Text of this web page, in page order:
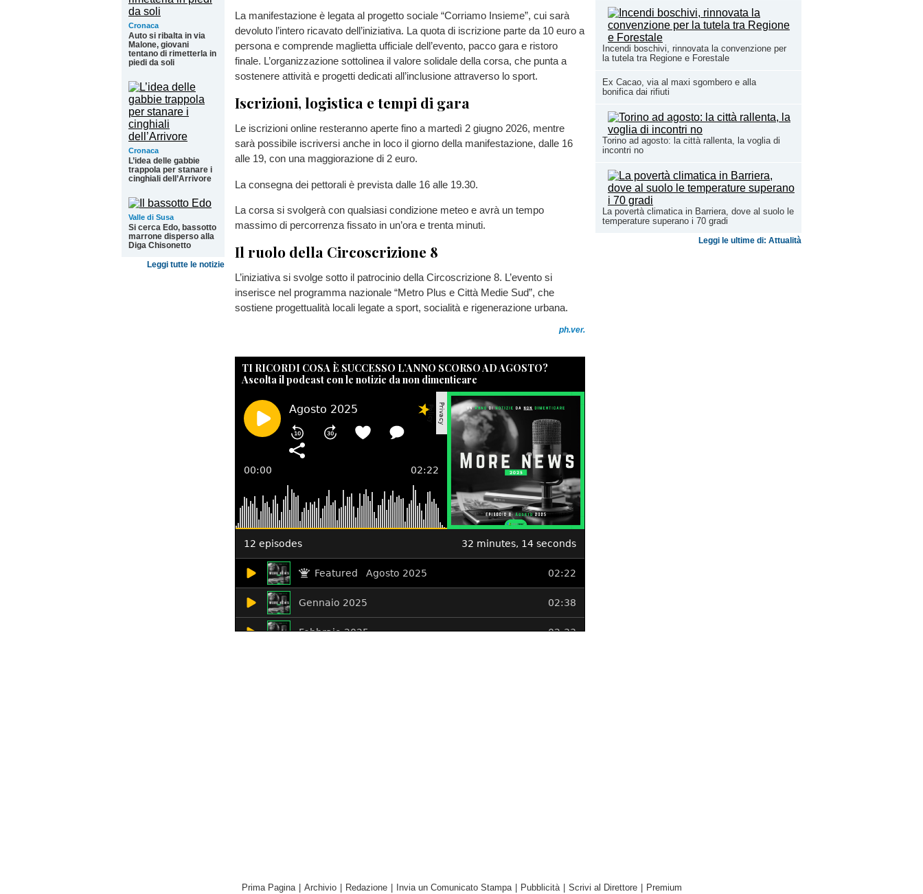
Incendi boschivi, rinnovata la convenzione per
la tutela tra Regione e Forestale
Ex Cacao, via al maxi sgombero e alla
bonifica dai rifiuti
Torino ad agosto: la città rallenta, la voglia di
incontri no
La povertà climatica in Barriera, dove al suolo le
temperature superano i 70 gradi
Leggi le ultime di: Attualità
Cronaca
Auto si ribalta in via
Malone, giovani
tentano di rimetterla in
piedi da soli
Cronaca
L’idea delle gabbie
trappola per stanare i
cinghiali dell’Arrivore
Valle di Susa
Si cerca Edo, bassotto
marrone disperso alla
Diga Chisonetto
Leggi tutte le notizie
La manifestazione è legata al progetto sociale “Corriamo Insieme”, cui sarà
devoluto l’intero ricavato dell’iniziativa. La quota di iscrizione parte da 10 euro a
persona e comprende maglietta ufficiale dell’evento, pacco gara e ristoro
finale. L’organizzazione sottolinea il valore solidale della corsa, che punta a
sostenere attività e progetti dedicati all’inclusione attraverso lo sport.
Iscrizioni, logistica e tempi di gara
Le iscrizioni online resteranno aperte fino a martedì 2 giugno 2026, mentre
sarà possibile iscriversi anche in loco il giorno della manifestazione, dalle 16
alle 19, con una maggiorazione di 2 euro.
La consegna dei pettorali è prevista dalle 16 alle 19.30.
La corsa si svolgerà con qualsiasi condizione meteo e avrà un tempo
massimo di percorrenza fissato in un’ora e trenta minuti.
Il ruolo della Circoscrizione 8
L’iniziativa si svolge sotto il patrocinio della Circoscrizione 8. L’evento si
inserisce nel programma nazionale “Metro Plus e Città Medie Sud”, che
sostiene progettualità locali legate a sport, socialità e rigenerazione urbana.
ph.ver.
TI RICORDI COSA È SUCCESSO L’ANNO SCORSO AD AGOSTO?
Ascolta il podcast con le notizie da non dimenticare
Prima Pagina Archivio Redazione Invia un Comunicato Stampa Pubblicità Scrivi al Direttore Premium